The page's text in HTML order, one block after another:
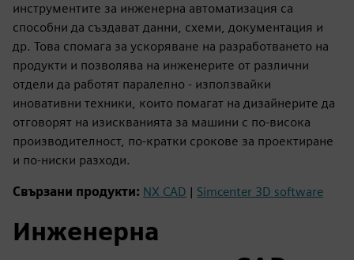
инструментите за инженерна автоматизация са
способни да създават данни, схеми, документация и
др. Това спомага за ускоряване на разработването на
продукти и позволява на инженерите от различни
отдели да работят паралелно - използвайки
иновативни техники, които помагат на дизайнерите да
отговорят на изискванията за машини с по-висока
производителност, по-кратки срокове за проектиране
и по-ниски разходи.
Свързани продукти: NX CAD | Simcenter 3D software
Инженерна